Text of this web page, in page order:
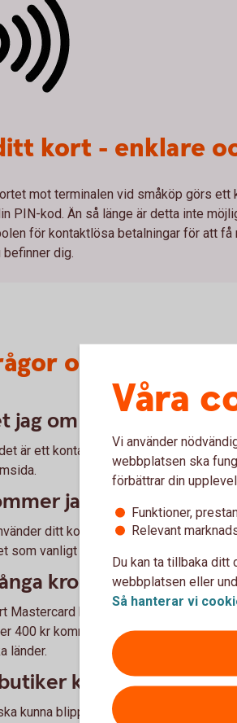
kort - enklare
mot terminalen vid småköp görs ett
PIN-kod. Än så länge är detta inte
för kontaktlösa betalningar för att
dig.
om
jag om jag kan blippa
är ett kontaktlöst kort genom att det
jag igång att
ditt kort med kontaktlös funktion
som vanligt en gång i en kortterminal,
kronor är ett
Mastercard har vi satt 400 kr som
400 kr kommer du ombes att slå in din
länder.
kan jag blippa?
kunna blippa ditt kort i butik behöver
Våra
Vi använder
webbplatsen ska
förbättrar din
Funktioner,
Relevant
Du kan ta tillbaka ditt
webbplatsen eller
Så hanterar vi